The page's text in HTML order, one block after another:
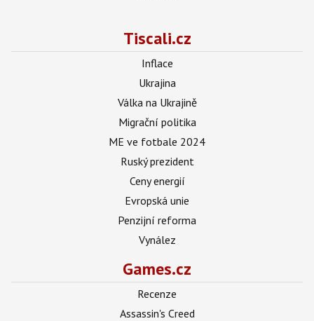
Tiscali.cz
Inflace
Ukrajina
Válka na Ukrajině
Migrační politika
ME ve fotbale 2024
Ruský prezident
Ceny energií
Evropská unie
Penzijní reforma
Vynález
Games.cz
Recenze
Assassin's Creed